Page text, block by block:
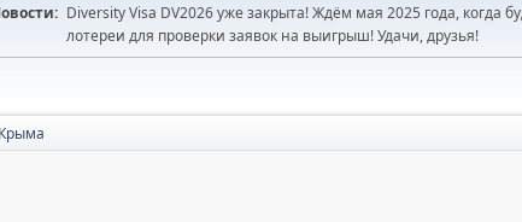
Diversity Visa DV2026 уже закрыта! Ждём мая 2025 года, когда
лотереи для проверки заявок на выигрыш! Удачи, друзья!